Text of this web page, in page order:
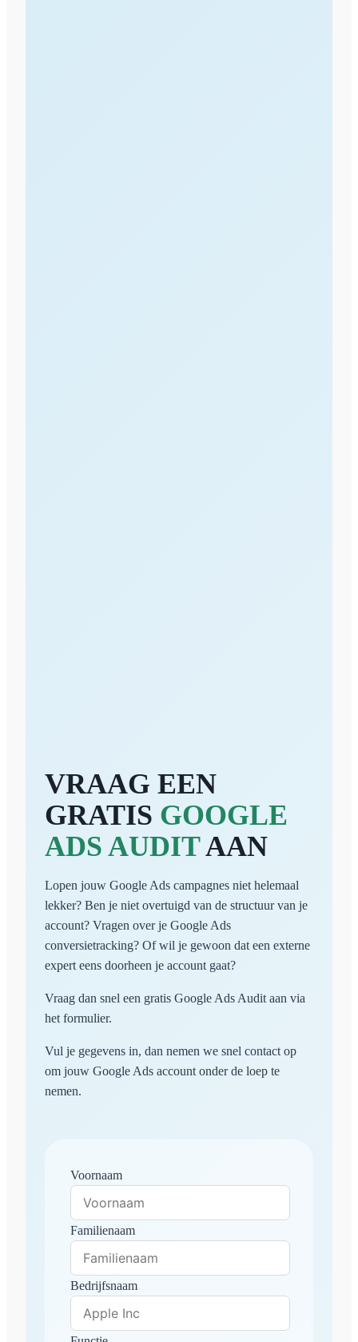
VRAAG EEN
GRATIS GOOGLE
ADS AUDITAAN
Lopen jouw Google Ads campagnes niet helemaal
lekker? Ben je niet overtuigd van de structuur van je
account? Vragen over je Google Ads
conversietracking? Of wil je gewoon dat een externe
expert eens doorheen je account gaat?
Vraag dan snel een gratis Google Ads Audit aan via
het formulier.
Vul je gegevens in, dan nemen we snel contact op
om jouw Google Ads account onder de loep te
nemen.
Voornaam
Familienaam
Bedrijfsnaam